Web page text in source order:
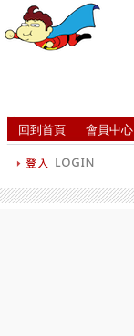
回到首頁 會員中心